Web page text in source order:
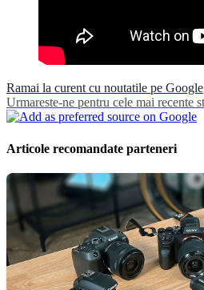
Ramai la curent cu noutatile pe Google
Urmareste-ne pentru cele mai recente
Articole recomandate parteneri